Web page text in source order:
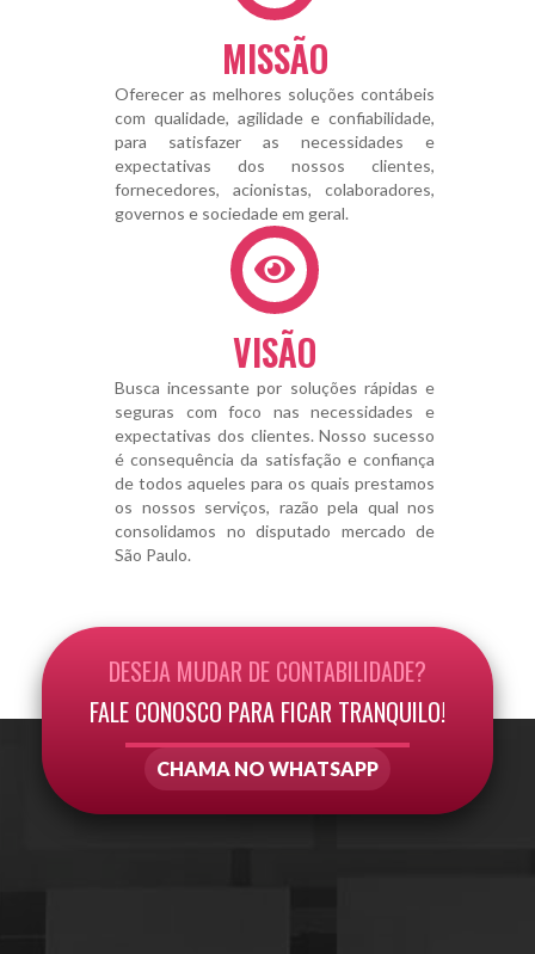
MISSÃO
Oferecer as melhores soluções contábeis
com qualidade, agilidade e confiabilidade,
para satisfazer as necessidades e
expectativas dos nossos clientes,
fornecedores, acionistas, colaboradores,
governos e sociedade em geral.
VISÃO
Busca incessante por soluções rápidas e
seguras com foco nas necessidades e
expectativas dos clientes. Nosso sucesso
é consequência da satisfação e confiança
de todos aqueles para os quais prestamos
os nossos serviços, razão pela qual nos
consolidamos no disputado mercado de
São Paulo.
DESEJA MUDAR DE CONTABILIDADE?
FALE CONOSCO PARA FICAR TRANQUILO!
CHAMA NO WHATSAPP